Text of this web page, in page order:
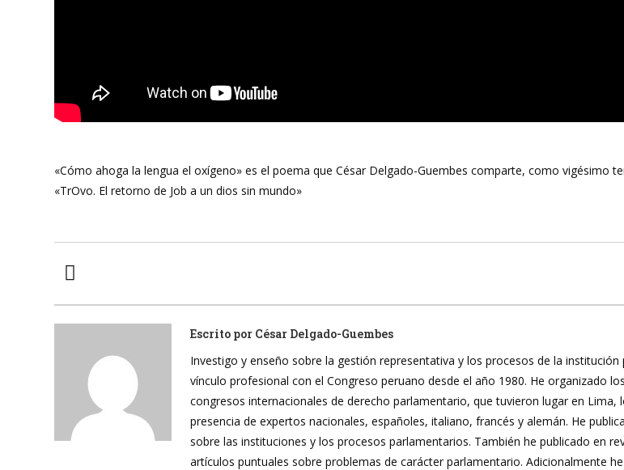
«Cómo ahoga la lengua el oxígeno» es el poema que César Delgado-Guembes comparte, como vigésimo
«TrOvo. El retorno de Job a un dios sin mundo»
Escrito por César Delgado-Guembes
Investigo y enseño sobre la gestión representativa y los procesos de la
vínculo profesional con el Congreso peruano desde el año 1980. He organizado
congresos internacionales de derecho parlamentario, que tuvieron lugar en Lima,
presencia de expertos nacionales, españoles, italiano, francés y alemán. He
sobre las instituciones y los procesos parlamentarios. También he publicado en
artículos puntuales sobre problemas de carácter parlamentario. Adicionalmente